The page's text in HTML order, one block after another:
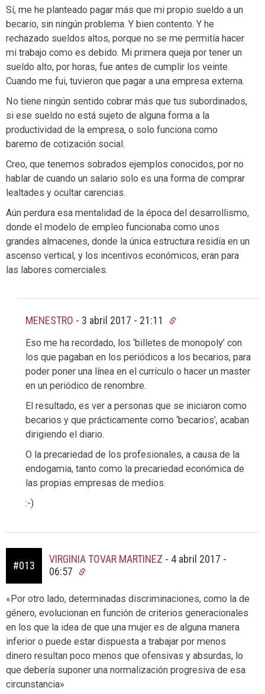
Sí, me he planteado pagar más que mi propio sueldo a un
becario, sin ningún problema. Y bien contento. Y he
rechazado sueldos altos, porque no se me permitía hacer
mi trabajo como es debido. Mi primera queja por tener un
sueldo alto, por horas, fue antes de cumplir los veinte.
Cuando me fui, tuvieron que pagar a una empresa externa.
No tiene ningún sentido cobrar más que tus subordinados,
si ese sueldo no está sujeto de alguna forma a la
productividad de la empresa, o solo funciona como
baremo de cotización social.
Creo, que tenemos sobrados ejemplos conocidos, por no
hablar de cuando un salario solo es una forma de comprar
lealtades y ocultar carencias.
Aún perdura esa mentalidad de la época del desarrollismo,
donde el modelo de empleo funcionaba como unos
grandes almacenes, donde la única estructura residía en un
ascenso vertical, y los incentivos económicos, eran para
las labores comerciales.
MENESTRO - 3 abril 2017 - 21:11
Eso me ha recordado, los ‘billetes de monopoly’ con
los que pagaban en los periódicos a los becarios, para
poder poner una línea en el currículo o hacer un master
en un periódico de renombre.
El resultado, es ver a personas que se iniciaron como
becarios y que prácticamente como ‘becarios’, acaban
dirigiendo el diario.
O la precariedad de los profesionales, a causa de la
endogamia, tanto como la precariedad económica de
las propias empresas de medios.
:-)
#013
VIRGINIA TOVAR MARTINEZ - 4 abril 2017 -
06:57
«Por otro lado, determinadas discriminaciones, como la de
género, evolucionan en función de criterios generacionales
en los que la idea de que una mujer es de alguna manera
inferior o puede estar dispuesta a trabajar por menos
dinero resultan poco menos que ofensivas y absurdas, lo
que debería suponer una normalización progresiva de esa
circunstancia»